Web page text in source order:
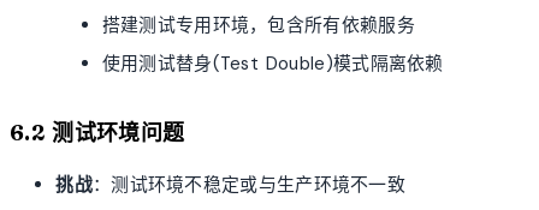
搭建测试专用环境，包含所有依赖服务
使用测试替身(Test Double)模式隔离依赖
6.2 测试环境问题
挑战：测试环境不稳定或与生产环境不一致